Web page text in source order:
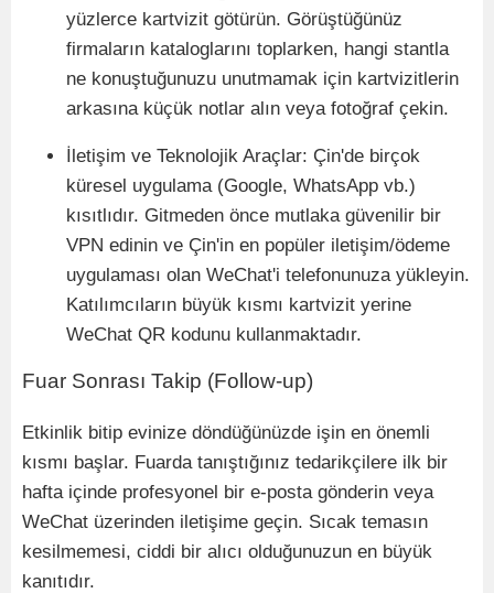
yüzlerce kartvizit götürün. Görüştüğünüz
firmaların kataloglarını toplarken, hangi stantla
ne konuştuğunuzu unutmamak için kartvizitlerin
arkasına küçük notlar alın veya fotoğraf çekin.
İletişim ve Teknolojik Araçlar: Çin'de birçok
küresel uygulama (Google, WhatsApp vb.)
kısıtlıdır. Gitmeden önce mutlaka güvenilir bir
VPN edinin ve Çin'in en popüler iletişim/ödeme
uygulaması olan WeChat'i telefonunuza yükleyin.
Katılımcıların büyük kısmı kartvizit yerine
WeChat QR kodunu kullanmaktadır.
Fuar Sonrası Takip (Follow-up)
Etkinlik bitip evinize döndüğünüzde işin en önemli
kısmı başlar. Fuarda tanıştığınız tedarikçilere ilk bir
hafta içinde profesyonel bir e-posta gönderin veya
WeChat üzerinden iletişime geçin. Sıcak temasın
kesilmemesi, ciddi bir alıcı olduğunuzun en büyük
kanıtıdır.